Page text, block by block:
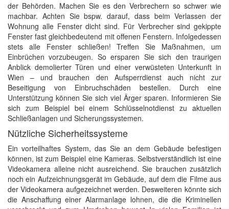
der Behörden. Machen Sie es den Verbrechern so schwer wie
machbar. Achten Sie bspw. darauf, dass beim Verlassen der
Wohnung alle Fenster dicht sind. Für Verbrecher sind gekippte
Fenster fast gleichbedeutend mit offenen Fenstern. Infolgedessen
stets alle Fenster schließen! Treffen Sie Maßnahmen, um
Einbrüchen vorzubeugen. So ersparen Sie sich den traurigen
Anblick demolierter Türen und einer verwüsteten Unterkunft in
Wien – und brauchen den Aufsperrdienst auch nicht zur
Beseitigung von Einbruchschäden bestellen. Durch eine
Unterstützung können Sie sich viel Ärger sparen. Informieren Sie
sich zum Beispiel bei einem Schlüsselnotdienst zu aktuellen
Schließanlagen und Sicherungssystemen.
Nützliche Sicherheitssysteme
Ein vorteilhaftes System, das Sie an dem Gebäude befestigen
können, ist zum Beispiel eine Kameras. Selbstverständlich ist eine
Videokamera alleine nicht ausreichend. Sie brauchen zusätzlich
noch ein Aufzeichnungsgerät im Gebäude, auf dem die Filme aus
der Videokamera aufgezeichnet werden. Desweiteren könnte sich
die Anschaffung einer Alarmanlage lohnen, die die Kriminellen